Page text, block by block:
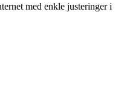
med enkle justeringer i